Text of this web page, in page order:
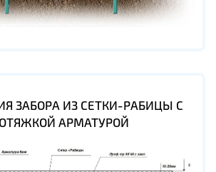
ЗАБОРА ИЗ СЕТКИ-РАБИЦЫ С
АРМАТУРОЙ